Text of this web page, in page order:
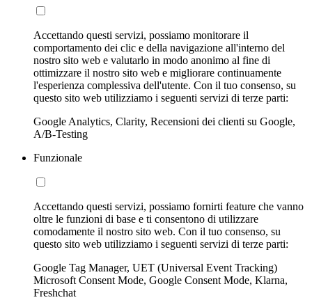
Accettando questi servizi, possiamo monitorare il
comportamento dei clic e della navigazione all'interno del
nostro sito web e valutarlo in modo anonimo al fine di
ottimizzare il nostro sito web e migliorare continuamente
l'esperienza complessiva dell'utente. Con il tuo consenso, su
questo sito web utilizziamo i seguenti servizi di terze parti:
Google Analytics, Clarity, Recensioni dei clienti su Google,
A/B-Testing
Funzionale
Accettando questi servizi, possiamo fornirti feature che vanno
oltre le funzioni di base e ti consentono di utilizzare
comodamente il nostro sito web. Con il tuo consenso, su
questo sito web utilizziamo i seguenti servizi di terze parti:
Google Tag Manager, UET (Universal Event Tracking)
Microsoft Consent Mode, Google Consent Mode, Klarna,
Freshchat